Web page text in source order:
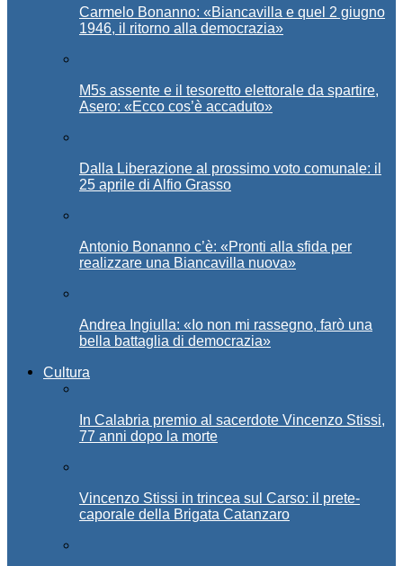
Carmelo Bonanno: «Biancavilla e quel 2 giugno
1946, il ritorno alla democrazia»
M5s assente e il tesoretto elettorale da spartire,
Asero: «Ecco cos’è accaduto»
Dalla Liberazione al prossimo voto comunale: il
25 aprile di Alfio Grasso
Antonio Bonanno c’è: «Pronti alla sfida per
realizzare una Biancavilla nuova»
Andrea Ingiulla: «Io non mi rassegno, farò una
bella battaglia di democrazia»
Cultura
In Calabria premio al sacerdote Vincenzo Stissi,
77 anni dopo la morte
Vincenzo Stissi in trincea sul Carso: il prete-
caporale della Brigata Catanzaro